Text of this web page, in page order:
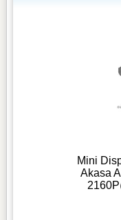
Mini
Akasa